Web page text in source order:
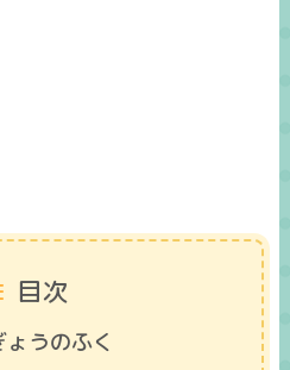
目次
うのふく